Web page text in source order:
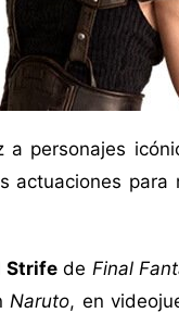
personajes
actuaciones
Strifede Final
Naruto, en